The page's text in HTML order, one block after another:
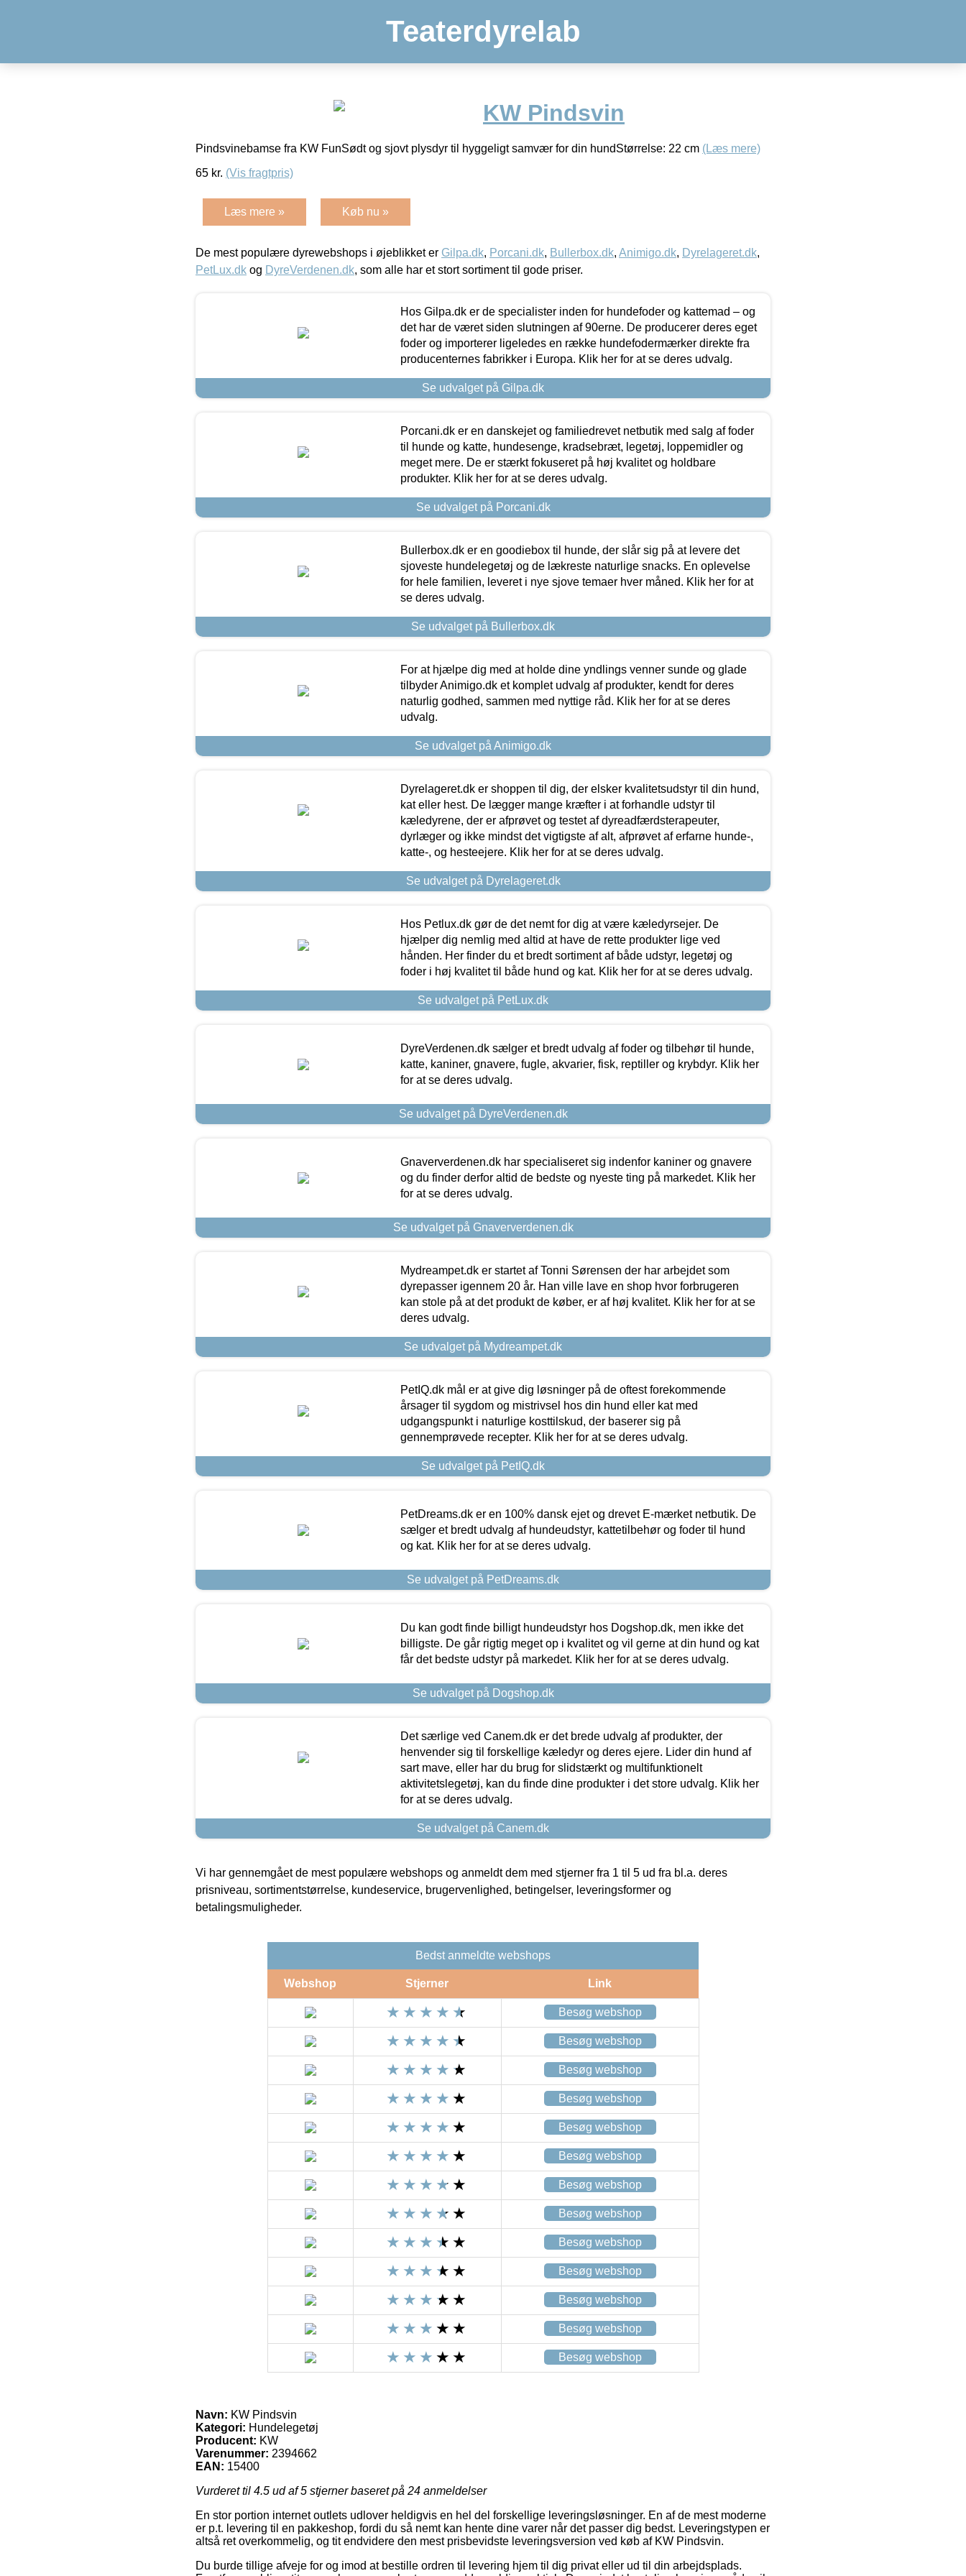
Teaterdyrelab
KW Pindsvin
Pindsvinebamse fra KW FunSødt og sjovt plysdyr til hyggeligt samvær for din hundStørrelse: 22 cm (Læs mere)
65 kr. (Vis fragtpris)
Læs mere » Køb nu »
De mest populære dyrewebshops i øjeblikket er Gilpa.dk, Porcani.dk, Bullerbox.dk, Animigo.dk, Dyrelageret.dk,
PetLux.dk og DyreVerdenen.dk, som alle har et stort sortiment til gode priser.
Hos Gilpa.dk er de specialister inden for hundefoder og kattemad – og
det har de været siden slutningen af 90erne. De producerer deres eget
foder og importerer ligeledes en række hundefodermærker direkte fra
producenternes fabrikker i Europa. Klik her for at se deres udvalg.
Se udvalget på Gilpa.dk
Porcani.dk er en danskejet og familiedrevet netbutik med salg af foder
til hunde og katte, hundesenge, kradsebræt, legetøj, loppemidler og
meget mere. De er stærkt fokuseret på høj kvalitet og holdbare
produkter. Klik her for at se deres udvalg.
Se udvalget på Porcani.dk
Bullerbox.dk er en goodiebox til hunde, der slår sig på at levere det
sjoveste hundelegetøj og de lækreste naturlige snacks. En oplevelse
for hele familien, leveret i nye sjove temaer hver måned. Klik her for at
se deres udvalg.
Se udvalget på Bullerbox.dk
For at hjælpe dig med at holde dine yndlings venner sunde og glade
tilbyder Animigo.dk et komplet udvalg af produkter, kendt for deres
naturlig godhed, sammen med nyttige råd. Klik her for at se deres
udvalg.
Se udvalget på Animigo.dk
Dyrelageret.dk er shoppen til dig, der elsker kvalitetsudstyr til din hund,
kat eller hest. De lægger mange kræfter i at forhandle udstyr til
kæledyrene, der er afprøvet og testet af dyreadfærdsterapeuter,
dyrlæger og ikke mindst det vigtigste af alt, afprøvet af erfarne hunde-,
katte-, og hesteejere. Klik her for at se deres udvalg.
Se udvalget på Dyrelageret.dk
Hos Petlux.dk gør de det nemt for dig at være kæledyrsejer. De
hjælper dig nemlig med altid at have de rette produkter lige ved
hånden. Her finder du et bredt sortiment af både udstyr, legetøj og
foder i høj kvalitet til både hund og kat. Klik her for at se deres udvalg.
Se udvalget på PetLux.dk
DyreVerdenen.dk sælger et bredt udvalg af foder og tilbehør til hunde,
katte, kaniner, gnavere, fugle, akvarier, fisk, reptiller og krybdyr. Klik her
for at se deres udvalg.
Se udvalget på DyreVerdenen.dk
Gnaververdenen.dk har specialiseret sig indenfor kaniner og gnavere
og du finder derfor altid de bedste og nyeste ting på markedet. Klik her
for at se deres udvalg.
Se udvalget på Gnaververdenen.dk
Mydreampet.dk er startet af Tonni Sørensen der har arbejdet som
dyrepasser igennem 20 år. Han ville lave en shop hvor forbrugeren
kan stole på at det produkt de køber, er af høj kvalitet. Klik her for at se
deres udvalg.
Se udvalget på Mydreampet.dk
PetIQ.dk mål er at give dig løsninger på de oftest forekommende
årsager til sygdom og mistrivsel hos din hund eller kat med
udgangspunkt i naturlige kosttilskud, der baserer sig på
gennemprøvede recepter. Klik her for at se deres udvalg.
Se udvalget på PetIQ.dk
PetDreams.dk er en 100% dansk ejet og drevet E-mærket netbutik. De
sælger et bredt udvalg af hundeudstyr, kattetilbehør og foder til hund
og kat. Klik her for at se deres udvalg.
Se udvalget på PetDreams.dk
Du kan godt finde billigt hundeudstyr hos Dogshop.dk, men ikke det
billigste. De går rigtig meget op i kvalitet og vil gerne at din hund og kat
får det bedste udstyr på markedet. Klik her for at se deres udvalg.
Se udvalget på Dogshop.dk
Det særlige ved Canem.dk er det brede udvalg af produkter, der
henvender sig til forskellige kæledyr og deres ejere. Lider din hund af
sart mave, eller har du brug for slidstærkt og multifunktionelt
aktivitetslegetøj, kan du finde dine produkter i det store udvalg. Klik her
for at se deres udvalg.
Se udvalget på Canem.dk
Vi har gennemgået de mest populære webshops og anmeldt dem med stjerner fra 1 til 5 ud fra bl.a. deres
prisniveau, sortimentstørrelse, kundeservice, brugervenlighed, betingelser, leveringsformer og
betalingsmuligheder.
Bedst anmeldte webshops
Webshop Stjerner Link
Besøg webshop
Besøg webshop
Besøg webshop
Besøg webshop
Besøg webshop
Besøg webshop
Besøg webshop
Besøg webshop
Besøg webshop
Besøg webshop
Besøg webshop
Besøg webshop
Besøg webshop
Navn: KW Pindsvin
Kategori: Hundelegetøj
Producent: KW
Varenummer: 2394662
EAN: 15400
Vurderet til 4.5 ud af 5 stjerner baseret på 24 anmeldelser
En stor portion internet outlets udlover heldigvis en hel del forskellige leveringsløsninger. En af de mest moderne
er p.t. levering til en pakkeshop, fordi du så nemt kan hente dine varer når det passer dig bedst. Leveringstypen er
altså ret overkommelig, og tit endvidere den mest prisbevidste leveringsversion ved køb af KW Pindsvin.
Du burde tillige afveje for og imod at bestille ordren til levering hjem til dig privat eller ud til din arbejdsplads.